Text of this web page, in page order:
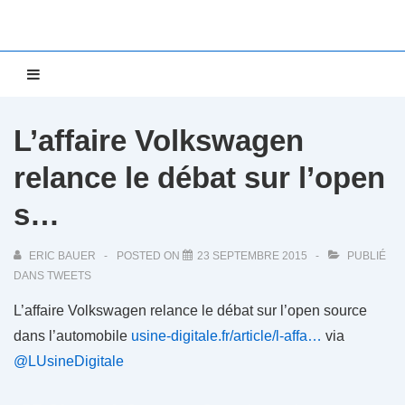
L’affaire Volkswagen
relance le débat sur l’open
s…
ERIC BAUER POSTED ON 23 SEPTEMBRE 2015
PUBLIÉ
DANS TWEETS
L’affaire Volkswagen relance le débat sur l’open source
dans l’automobile usine-digitale.fr/article/l-affa… via
@LUsineDigitale